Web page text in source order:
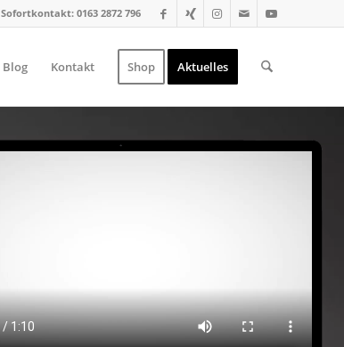
Sofortkontakt: 0163 2872 796
Blog Kontakt Shop Aktuelles